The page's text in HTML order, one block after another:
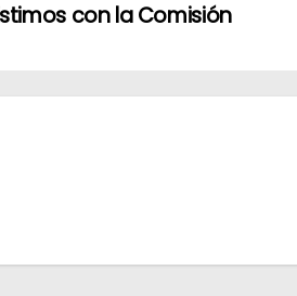
con la Comisión